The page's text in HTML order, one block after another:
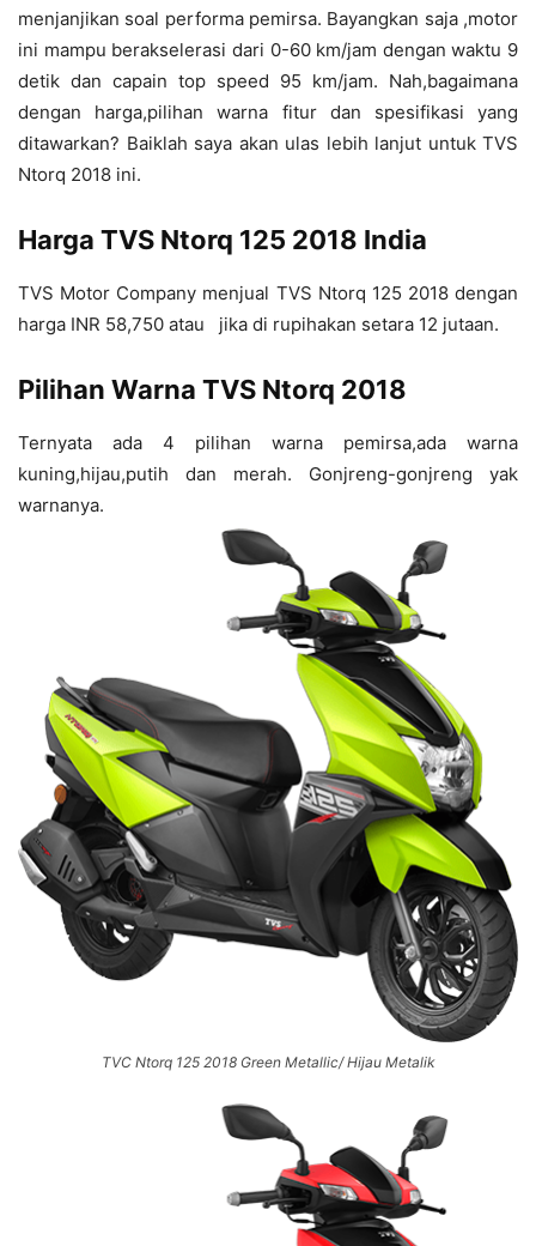
menjanjikan soal performa pemirsa. Bayangkan saja ,motor
ini mampu berakselerasi dari 0-60 km/jam dengan waktu 9
detik dan capain top speed 95 km/jam. Nah,bagaimana
dengan harga,pilihan warna fitur dan spesifikasi yang
ditawarkan? Baiklah saya akan ulas lebih lanjut untuk TVS
Ntorq 2018 ini.
Harga TVS Ntorq 125 2018 India
TVS Motor Company menjual TVS Ntorq 125 2018 dengan
harga INR 58,750 atau jika di rupihakan setara 12 jutaan.
Pilihan Warna TVS Ntorq 2018
Ternyata ada 4 pilihan warna pemirsa,ada warna
kuning,hijau,putih dan merah. Gonjreng-gonjreng yak
warnanya.
TVC Ntorq 125 2018 Green Metallic/ Hijau Metalik